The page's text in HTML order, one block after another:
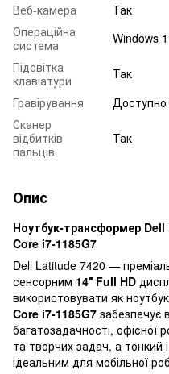
Веб-камера
Так
Операційна
система
Windows
Підсвітка
клавіатури
Так
Гравірування
Доступно
Сканер
відбитків
пальців
Так
Опис
Ноутбук-трансформер Dell
Core i7-1185G7
Dell Latitude 7420 —
сенсорним 14″ Full HD
використовувати як
Core i7-1185G7 забезпечує
багатозадачності, офісної
та творчих задач, а тонкий
ідеальним для мобільної